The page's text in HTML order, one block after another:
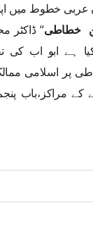
خطوط میں اپنا
خطاطی‘‘
تقسیم کیا ہے
پر اسلامی
مراکز،باب